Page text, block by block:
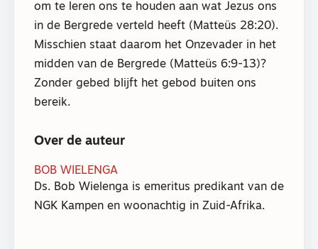
om te leren ons te houden aan wat Jezus ons
in de Bergrede verteld heeft (Matteüs 28:20).
Misschien staat daarom het Onzevader in het
midden van de Bergrede (Matteüs 6:9-13)?
Zonder gebed blijft het gebod buiten ons
bereik.
Over de auteur
BOB WIELENGA
Ds. Bob Wielenga is emeritus predikant van de
NGK Kampen en woonachtig in Zuid-Afrika.